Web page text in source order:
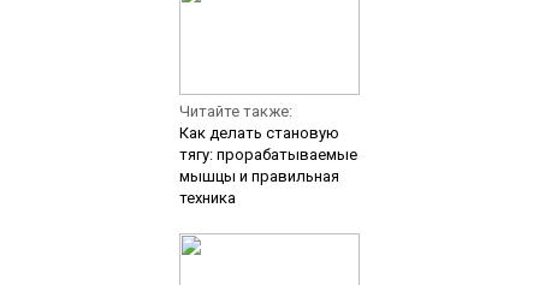
Читайте также:
Как делать становую
тягу: прорабатываемые
мышцы и правильная
техника